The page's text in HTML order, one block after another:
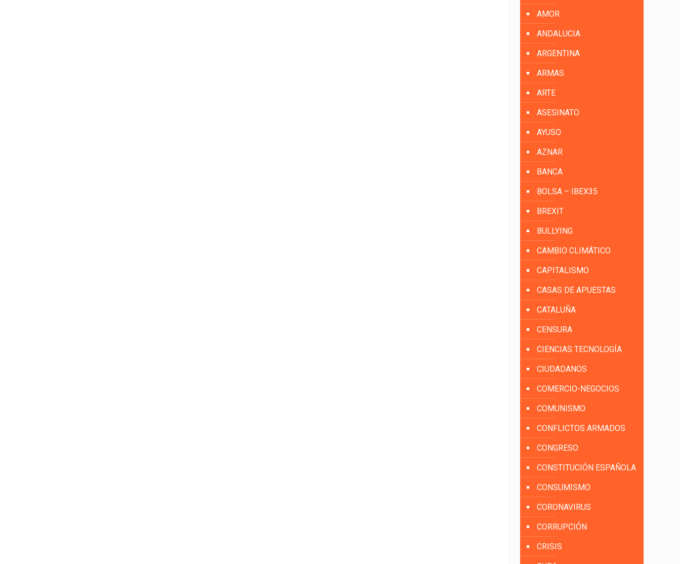
AMOR
ANDALUCIA
ARGENTINA
ARMAS
ARTE
ASESINATO
AYUSO
AZNAR
BANCA
BOLSA – IBEX35
BREXIT
BULLYING
CAMBIO CLIMÁTICO
CAPITALISMO
CASAS DE APUESTAS
CATALUÑA
CENSURA
CIENCIAS TECNOLOGÍA
CIUDADANOS
COMERCIO-NEGOCIOS
COMUNISMO
CONFLICTOS ARMADOS
CONGRESO
CONSTITUCIÓN ESPAÑOLA
CONSUMISMO
CORONAVIRUS
CORRUPCIÓN
CRISIS